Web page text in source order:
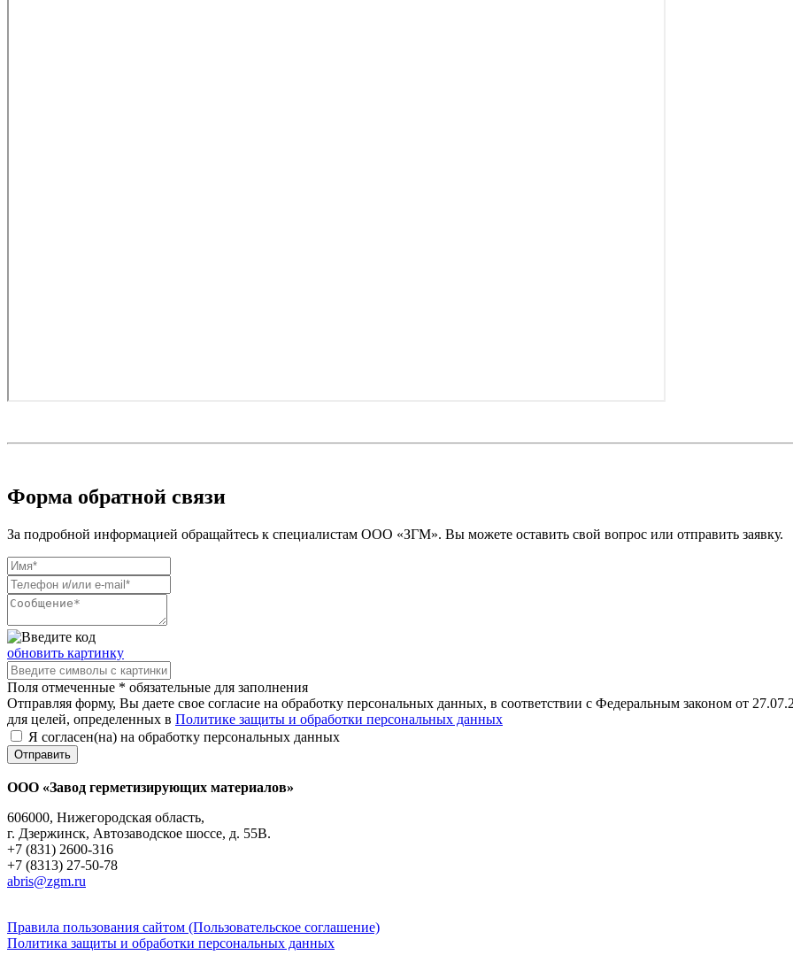
Форма обратной связи
За подробной информацией обращайтесь к специалистам ООО «ЗГМ». Вы можете оставить свой вопрос или отправить заявку.
обновить картинку
Поля отмеченные * обязательные для заполнения
Отправляя форму, Вы даете свое согласие на обработку персональных данных, в соответствии с Федеральным законом от
для целей, определенных в Политике защиты и обработки персональных данных
Я согласен(на) на обработку персональных данных
Отправить
ООО «Завод герметизирующих материалов»
606000, Нижегородская область,
г. Дзержинск, Автозаводское шоссе, д. 55В.
+7 (831) 2600-316
+7 (8313) 27-50-78
abris@zgm.ru
Правила пользования сайтом (Пользовательское соглашение)
Политика защиты и обработки персональных данных